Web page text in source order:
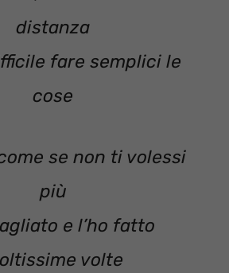
distanza
fare semplici le
cose
se non ti volessi
più
e l’ho fatto
volte